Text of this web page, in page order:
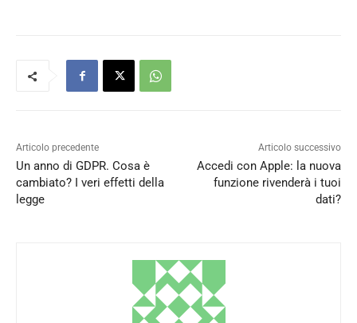
Articolo precedente
Un anno di GDPR. Cosa è
cambiato? I veri effetti della
legge
Articolo successivo
Accedi con Apple: la nuova
funzione rivenderà i tuoi
dati?